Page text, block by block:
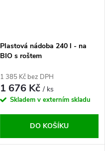
Plastová nádoba 240 l - na
BIO s roštem
1 385 Kč bez DPH
1 676 Kč/ ks
Skladem v externím skladu
DO KOŠÍKU